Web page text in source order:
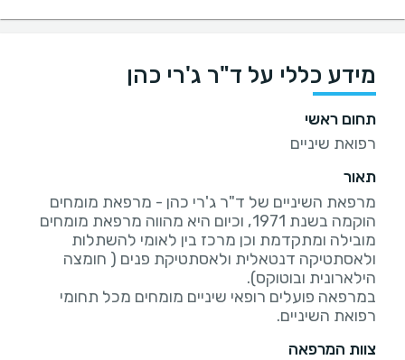
מידע כללי על ד"ר ג'רי כהן
תחום ראשי
רפואת שיניים
תאור
מרפאת השיניים של ד"ר ג'רי כהן - מרפאת מומחים
הוקמה בשנת 1971, וכיום היא מהווה מרפאת מומחים
מובילה ומתקדמת וכן מרכז בין לאומי להשתלות
ולאסתטיקה דנטאלית ולאסתטיקת פנים ( חומצה
במרפאה פועלים רופאי שיניים מומחים מכל תחומי
רפואת השיניים.
צוות המרפאה